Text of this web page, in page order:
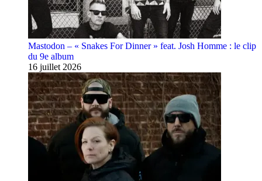
Mastodon – « Snakes For Dinner » feat. Josh Homme : le clip
du 9e album
16 juillet 2026